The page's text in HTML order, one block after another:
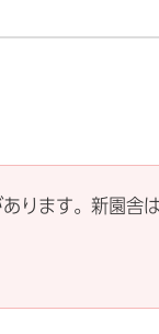
ります。新園舎